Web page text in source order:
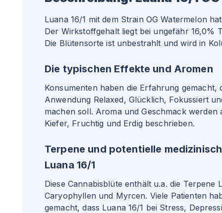
Luana 16/1 mit dem Strain OG Watermelon
Der Wirkstoffgehalt liegt bei ungefähr 16,0%
Die Blütensorte ist unbestrahlt und wird in
Die typischen Effekte und Aromen
Konsumenten haben die Erfahrung gemacht,
Anwendung Relaxed, Glücklich, Fokussiert
machen soll. Aroma und Geschmack werden
Kiefer, Fruchtig und Erdig beschrieben.
Terpene und potentielle
Luana 16/1
Diese Cannabisblüte enthält u.a. die Terpene
Caryophyllen und Myrcen. Viele Patienten
gemacht, dass Luana 16/1 bei Stress,